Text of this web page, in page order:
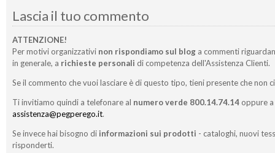
Lascia il tuo commento
ATTENZIONE!
Per motivi organizzativi non rispondiamo sul bloga commenti
in generale, a richieste personali di competenza dell'Assistenza Clienti.
Se il commento che vuoi lasciare è di questo tipo, tieni presente che non
Ti invitiamo quindi a telefonare al numero verde 800.14.74.14oppure a
assistenza@pegperego.it.
Se invece hai bisogno di informazioni sui prodotti - cataloghi, nuovi
risponderti.